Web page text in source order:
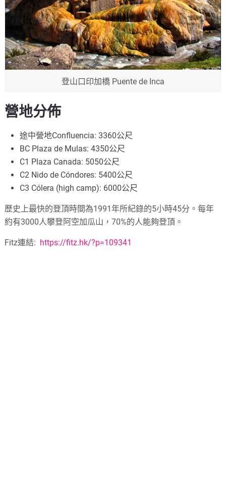
登山口印加橋 Puente de Inca
營地分佈
途中營地Confluencia: 3360公尺
BC Plaza de Mulas: 4350公尺
C1 Plaza Canada: 5050公尺
C2 Nido de Cóndores: 5400公尺
C3 Cólera (high camp): 6000公尺
歷史上最快的登頂時間為1991年所紀錄的5小時45分。每年
約有3000人攀登阿空加瓜山，70%的人能夠登頂。
Fitz連結: https://fitz.hk/?p=109341